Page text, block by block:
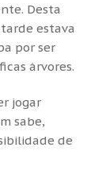
Desta
estava
por ser
árvores.
jogar
sabe,
de